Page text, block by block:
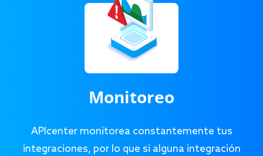
Monitoreo
APIcenter monitorea constantemente tus
integraciones, por lo que si alguna integración